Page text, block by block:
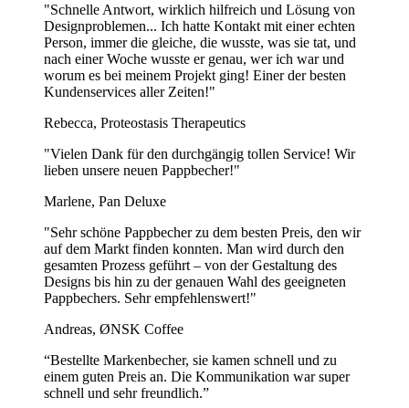
"Schnelle Antwort, wirklich hilfreich und Lösung von
Designproblemen... Ich hatte Kontakt mit einer echten
Person, immer die gleiche, die wusste, was sie tat, und
nach einer Woche wusste er genau, wer ich war und
worum es bei meinem Projekt ging! Einer der besten
Kundenservices aller Zeiten!"
Rebecca, Proteostasis Therapeutics
"Vielen Dank für den durchgängig tollen Service! Wir
lieben unsere neuen Pappbecher!"
Marlene, Pan Deluxe
"Sehr schöne Pappbecher zu dem besten Preis, den wir
auf dem Markt finden konnten. Man wird durch den
gesamten Prozess geführt – von der Gestaltung des
Designs bis hin zu der genauen Wahl des geeigneten
Pappbechers. Sehr empfehlenswert!"
Andreas, ØNSK Coffee
“Bestellte Markenbecher, sie kamen schnell und zu
einem guten Preis an. Die Kommunikation war super
schnell und sehr freundlich.”